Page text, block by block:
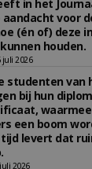
in het
voor
(én of) deze
houden.
2026
studenten van
bij hun
een boom
levert dat
2026